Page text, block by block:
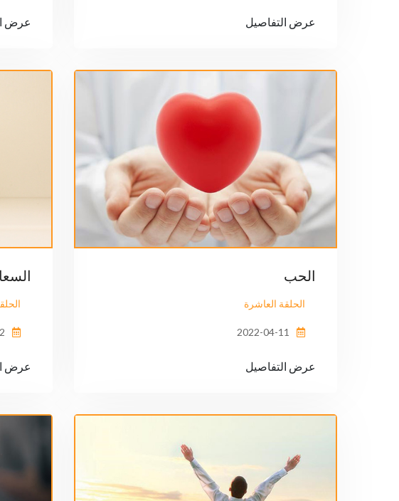
عرض التفاصيل عرض
الحب
الحلقة العاشرة
عرض التفاصيل عرض